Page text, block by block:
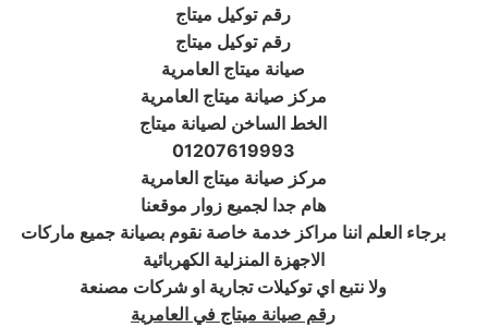
رقم توكيل ميتاج
رقم توكيل ميتاج
صيانة ميتاج العامرية
مركز صيانة ميتاج العامرية
الخط الساخن لصيانة ميتاج
01207619993
مركز صيانة ميتاج العامرية
هام جدا لجميع زوار موقعنا
برجاء العلم اننا مراكز خدمة خاصة نقوم بصيانة جميع ماركات
الاجهزة المنزلية الكهربائية
ولا نتبع اي توكيلات تجارية او شركات مصنعة
رقم صيانة ميتاج في العامرية